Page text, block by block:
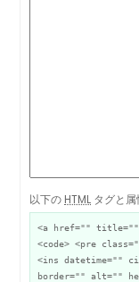
以下の HTML タグと属
<a href="" title=""
<code> <pre
<ins datetime=""
border="" alt=""